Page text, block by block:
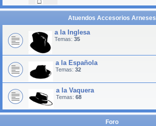
Atuendos Accesorios Arneses
a la Inglesa
Temas: 35
a la Española
Temas: 32
a la Vaquera
Temas: 68
Foro